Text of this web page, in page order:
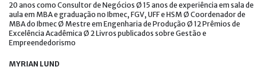
20 anos como Consultor de Negócios Ø 15 anos de experiência em sala de
aula em MBA e graduação no Ibmec, FGV, UFF e HSM Ø Coordenador de
MBA do Ibmec Ø Mestre em Engenharia de Produção Ø 12 Prêmios de
Excelência Acadêmica Ø 2 Livros publicados sobre Gestão e
Empreendedorismo
MYRIAN LUND